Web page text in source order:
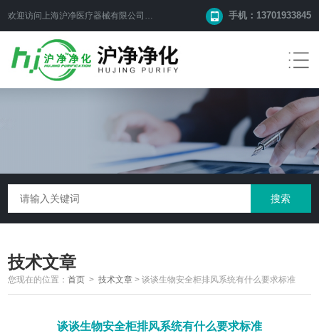
欢迎访问上海沪净医疗器械有限公司网站！ 手机：13701933845
技术文章
您现在的位置：首页 >技术文章 >谈谈生物安全柜排风系统有什么要求标准
谈谈生物安全柜排风系统有什么要求标准